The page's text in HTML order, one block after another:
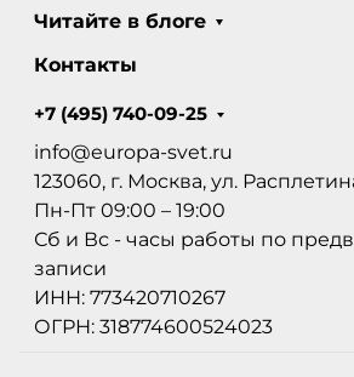
Читайте в блоге
Контакты
+7 (495) 740-09-25
info@europa-svet.ru
123060, г. Москва, ул.
Пн-Пт 09:00 – 19:00
Сб и Вс - часы работы по
записи
ИНН: 773420710267
ОГРН: 318774600524023